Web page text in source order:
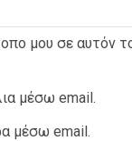
μου σε αυτόν
μέσω email.
μέσω email.